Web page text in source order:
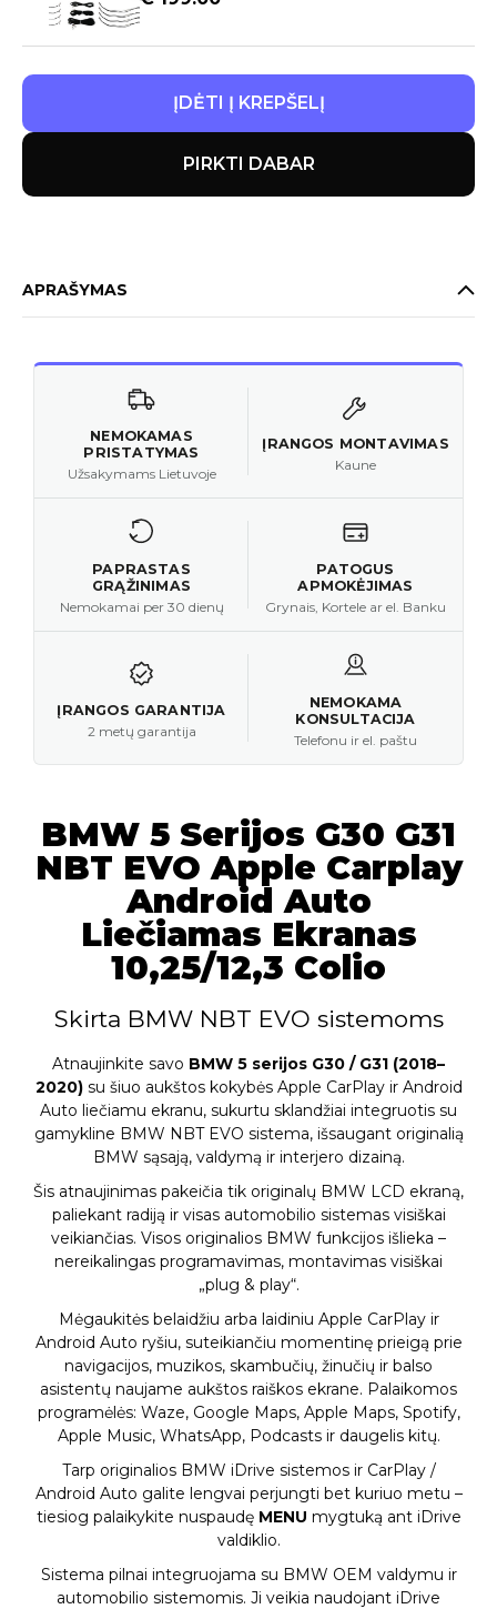
ĮDĖTI Į KREPŠELĮ
PIRKTI DABAR
APRAŠYMAS
NEMOKAMAS
PRISTATYMAS
Užsakymams Lietuvoje
ĮRANGOS MONTAVIMAS
Kaune
PAPRASTAS
GRĄŽINIMAS
Nemokamai per 30 dienų
PATOGUS
APMOKĖJIMAS
Grynais, Kortele ar el. Banku
ĮRANGOS GARANTIJA
2 metų garantija
NEMOKAMA
KONSULTACIJA
Telefonu ir el. paštu
BMW 5 Serijos G30 G31
NBT EVO Apple Carplay
Android Auto
Liečiamas Ekranas
10,25/12,3 Colio
Skirta BMW NBT EVO sistemoms
Atnaujinkite savo BMW 5 serijos G30 / G31 (2018–
2020)su šiuo aukštos kokybės Apple CarPlay ir Android
Auto liečiamu ekranu, sukurtu sklandžiai integruotis su
gamykline BMW NBT EVO sistema, išsaugant originalią
BMW sąsają, valdymą ir interjero dizainą.
Šis atnaujinimas pakeičia tik originalų BMW LCD ekraną,
paliekant radiją ir visas automobilio sistemas visiškai
veikiančias. Visos originalios BMW funkcijos išlieka –
nereikalingas programavimas, montavimas visiškai
„plug & play“.
Mėgaukitės belaidžiu arba laidiniu Apple CarPlay ir
Android Auto ryšiu, suteikiančiu momentinę prieigą prie
navigacijos, muzikos, skambučių, žinučių ir balso
asistentų naujame aukštos raiškos ekrane. Palaikomos
programėlės: Waze, Google Maps, Apple Maps, Spotify,
Apple Music, WhatsApp, Podcasts ir daugelis kitų.
Tarp originalios BMW iDrive sistemos ir CarPlay /
Android Auto galite lengvai perjungti bet kuriuo metu –
tiesiog palaikykite nuspaudę MENU mygtuką ant iDrive
valdiklio.
Sistema pilnai integruojama su BMW OEM valdymu ir
automobilio sistemomis. Ji veikia naudojant iDrive